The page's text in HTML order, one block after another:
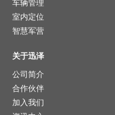
车辆管理
室内定位
智慧军营
关于迅泽
公司简介
合作伙伴
加入我们